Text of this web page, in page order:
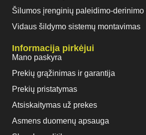
Šilumos įrenginių paleidimo-derinimo
Vidaus šildymo sistemų montavimas
Informacija pirkėjui
Mano paskyra
Prekių grąžinimas ir garantija
Prekių pristatymas
Atsiskaitymas už prekes
Asmens duomenų apsauga